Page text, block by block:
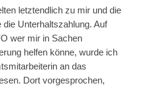
letztendlich zu mir und die
die Unterhaltszahlung. Auf
wer mir in Sachen
helfen könne, wurde ich
an das
Dort vorgesprochen,